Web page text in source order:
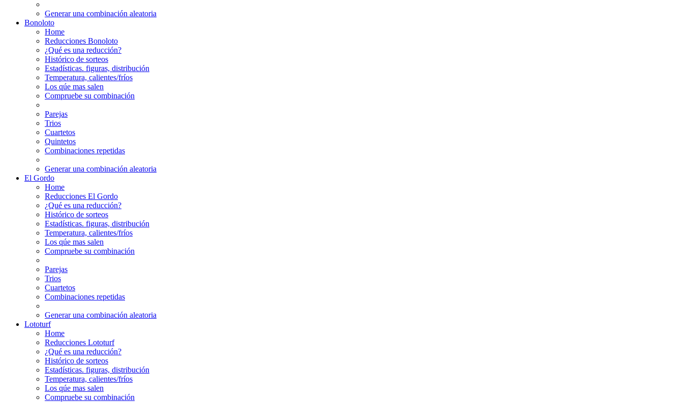
Generar una combinación aleatoria
Bonoloto
Home
Reducciones Bonoloto
¿Qué es una reducción?
Histórico de sorteos
Estadísticas. figuras, distribución
Temperatura, calientes/fríos
Los qúe mas salen
Compruebe su combinación
Parejas
Trios
Cuartetos
Quintetos
Combinaciones repetidas
Generar una combinación aleatoria
El Gordo
Home
Reducciones El Gordo
¿Qué es una reducción?
Histórico de sorteos
Estadísticas. figuras, distribución
Temperatura, calientes/fríos
Los qúe mas salen
Compruebe su combinación
Parejas
Trios
Cuartetos
Combinaciones repetidas
Generar una combinación aleatoria
Lototurf
Home
Reducciones Lototurf
¿Qué es una reducción?
Histórico de sorteos
Estadísticas. figuras, distribución
Temperatura, calientes/fríos
Los qúe mas salen
Compruebe su combinación